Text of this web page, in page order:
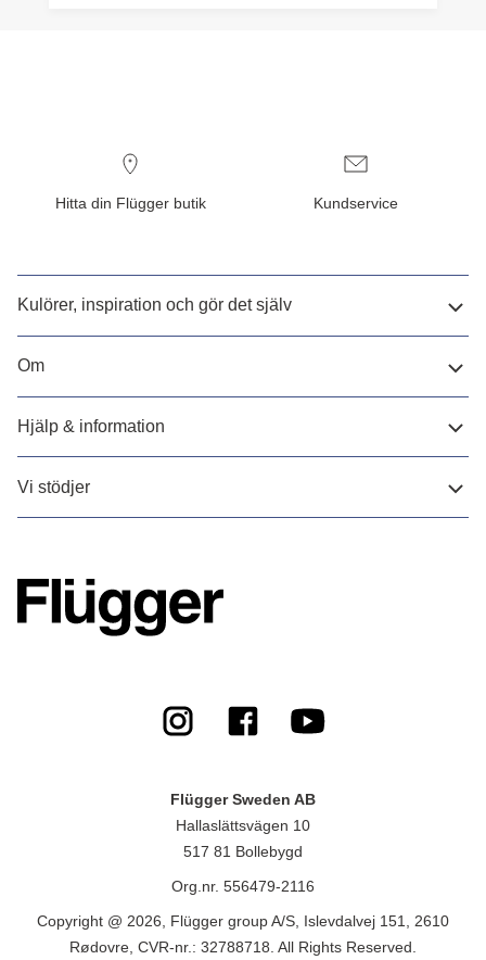
Hitta din Flügger butik Kundservice
Kulörer, inspiration och gör det själv
Om
Hjälp & information
Vi stödjer
Flügger Sweden AB
Hallaslättsvägen 10
517 81 Bollebygd
Org.nr. 556479-2116
Copyright @ 2026, Flügger group A/S, Islevdalvej 151, 2610
Rødovre, CVR-nr.: 32788718. All Rights Reserved.